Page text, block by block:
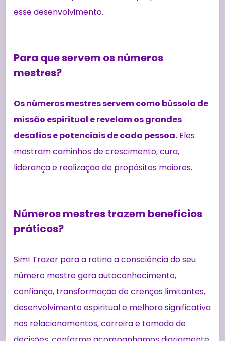
esse desenvolvimento.
Para que servem os números
mestres?
Os números mestres servem como bússola de
missão espiritual e revelam os grandes
desafios e potenciais de cada pessoa. Eles
mostram caminhos de crescimento, cura,
liderança e realização de propósitos maiores.
Números mestres trazem benefícios
práticos?
Sim! Trazer para a rotina a consciência do seu
número mestre gera autoconhecimento,
confiança, transformação de crenças limitantes,
desenvolvimento espiritual e melhora significativa
nos relacionamentos, carreira e tomada de